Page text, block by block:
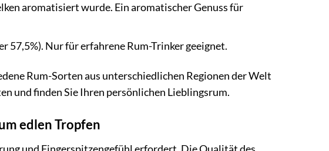
aromatisiert wurde. Ein aromatischer Genuss für
57,5%). Nur für erfahrene Rum-Trinker geeignet.
Rum-Sorten aus unterschiedlichen Regionen der Welt
und finden Sie Ihren persönlichen Lieblingsrum.
edlen Tropfen